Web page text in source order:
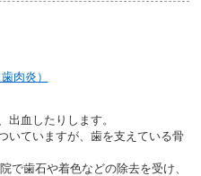
出血したりします。
いていますが、歯を支えている骨
で歯石や着色などの除去を受け、